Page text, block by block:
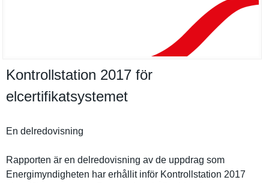
Kontrollstation 2017 för
elcertifikatsystemet
En delredovis­ning
Rapporten är en delredovis­ning av de uppdrag som
Energimynd­igheten har erhållit inför Kontrollst­ation 2017